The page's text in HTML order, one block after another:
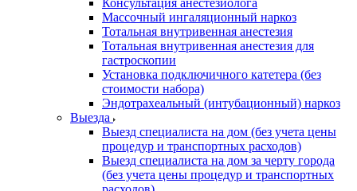
Консультация анестезиолога
Массочный ингаляционный наркоз
Тотальная внутривенная анестезия
Тотальная внутривенная анестезия для
гастроскопии
Установка подключичного катетера (без
стоимости набора)
Эндотрахеальный (интубационный) наркоз
Выезда
Выезд специалиста на дом (без учета цены
процедур и транспортных расходов)
Выезд специалиста на дом за черту города
(без учета цены процедур и транспортных